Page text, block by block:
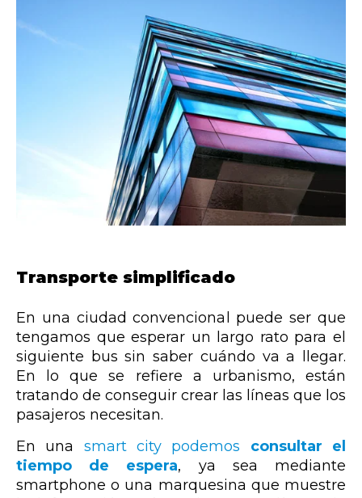
Transporte simplificado
En una ciudad convencional puede ser que
tengamos que esperar un largo rato para el
siguiente bus sin saber cuándo va a llegar.
En lo que se refiere a urbanismo, están
tratando de conseguir crear las líneas que los
pasajeros necesitan.
En una smart city podemos consultar el
tiempo de espera, ya sea mediante
smartphone o una marquesina que muestre